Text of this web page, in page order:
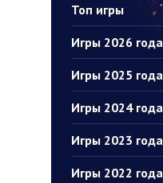
Топ игры
Игры 2026 года
Игры 2025 года
Игры 2024 года
Игры 2023 года
Игры 2022 года